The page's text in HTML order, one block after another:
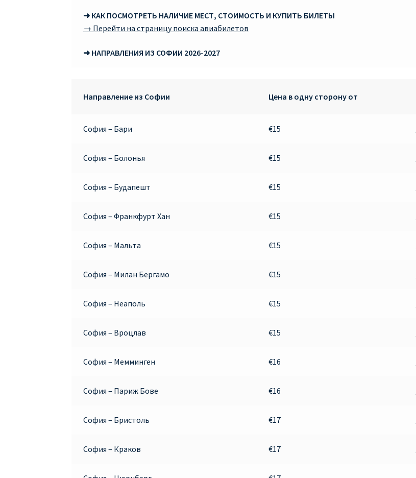
➜ КАК ПОСМОТРЕТЬ НАЛИЧИЕ МЕСТ, СТОИМОСТЬ И КУПИТЬ БИЛЕТЫ
→ Перейти на страницу поиска авиабилетов
➜ НАПРАВЛЕНИЯ ИЗ СОФИИ 2026-2027
Направление из Софии Цена в одну сторону от
София – Бари €15
София – Болонья €15
София – Будапешт €15
София – Франкфурт Хан €15
София – Мальта €15
София – Милан Бергамо €15
София – Неаполь €15
София – Вроцлав €15
София – Мемминген €16
София – Париж Бове €16
София – Бристоль €17
София – Краков €17